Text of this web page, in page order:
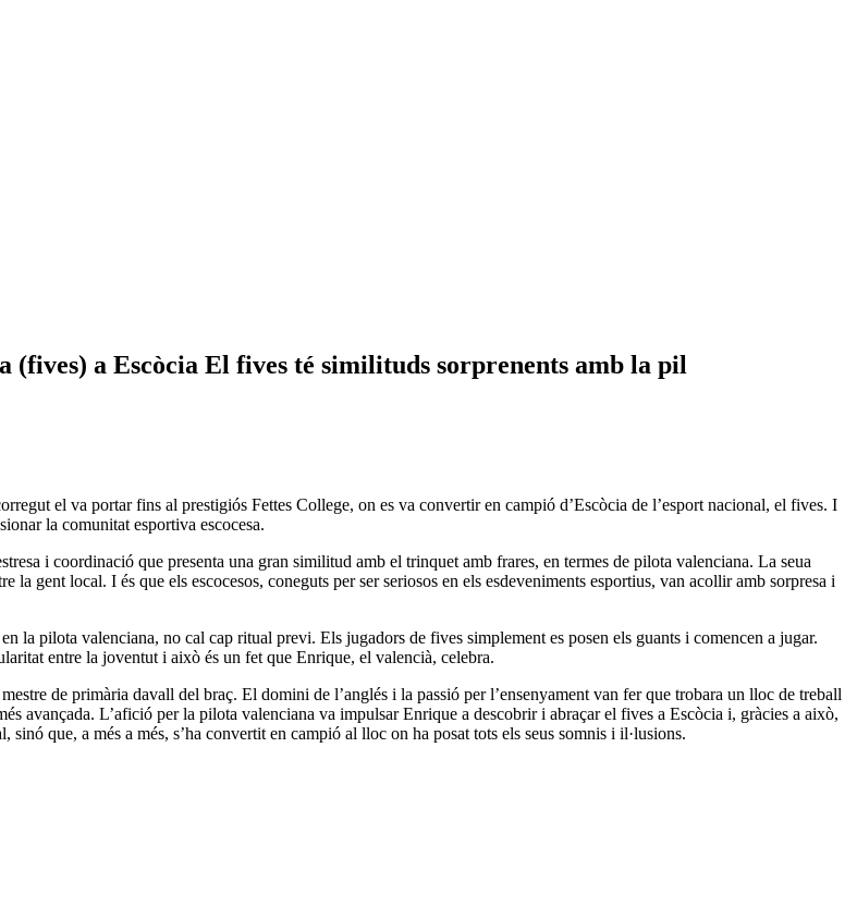
(fives) a Escòcia El fives té similituds sorprenents amb la pil
el va portar fins al prestigiós Fettes College, on es va convertir en campió d’Escòcia de l’esport nacional, el fives. I
la comunitat esportiva escocesa.
i coordinació que presenta una gran similitud amb el trinquet amb frares, en termes de pilota valenciana. La seua
gent local. I és que els escocesos, coneguts per ser seriosos en els esdeveniments esportius, van acollir amb sorpresa i
la pilota valenciana, no cal cap ritual previ. Els jugadors de fives simplement es posen els guants i comencen a jugar.
entre la joventut i això és un fet que Enrique, el valencià, celebra.
de primària davall del braç. El domini de l’anglés i la passió per l’ensenyament van fer que trobara un lloc de treball
avançada. L’afició per la pilota valenciana va impulsar Enrique a descobrir i abraçar el fives a Escòcia i, gràcies a això,
que, a més a més, s’ha convertit en campió al lloc on ha posat tots els seus somnis i il·lusions.